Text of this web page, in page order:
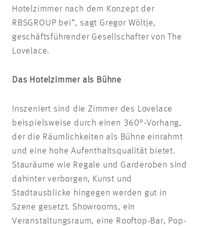
Hotelzimmer nach dem Konzept der
RBSGROUP bei“, sagt Gregor Wöltje,
geschäftsführender Gesellschafter von The
Lovelace.
Das Hotelzimmer als Bühne
Inszeniert sind die Zimmer des Lovelace
beispielsweise durch einen 360°-Vorhang,
der die Räumlichkeiten als Bühne einrahmt
und eine hohe Aufenthaltsqualität bietet.
Stauräume wie Regale und Garderoben sind
dahinter verborgen, Kunst und
Stadtausblicke hingegen werden gut in
Szene gesetzt. Showrooms, ein
Veranstaltungsraum, eine Rooftop-Bar, Pop-